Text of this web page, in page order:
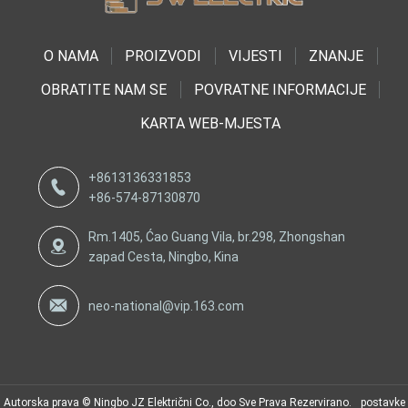
O NAMA PROIZVODI VIJESTI
ZNANJE
OBRATITE NAM SE
POVRATNE INFORMACIJE
KARTA WEB-MJESTA
+8613136331853
+86-574-87130870
Rm.1405, Ćao Guang Vila, br.298, Zhongshan
zapad Cesta, Ningbo, Kina
neo-national@vip.163.com
Autorska prava © Ningbo JZ Električni Co., doo Sve Prava Rezervirano. postavke